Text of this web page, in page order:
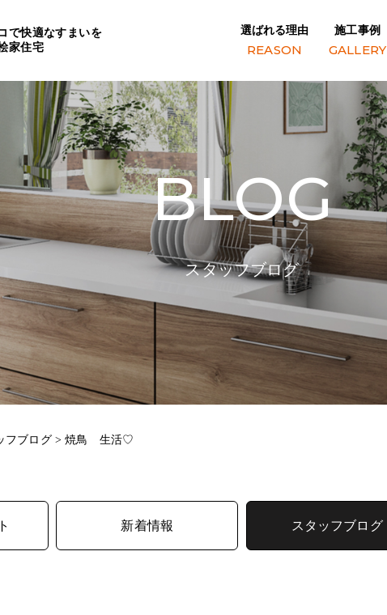
で快適なすまいを
家住宅
選ばれる理由
REASON
施工事例
GALLERY
BLOG
スタッフブログ
フブログ>焼鳥 生活♡
新着情報 スタッフブログ